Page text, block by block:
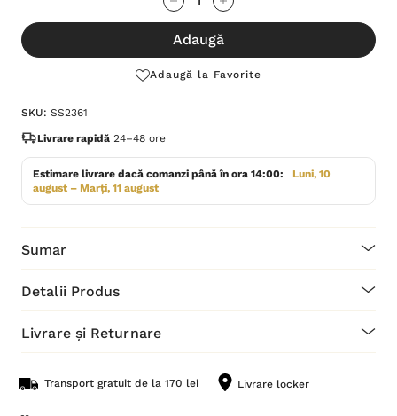
te!
Stocul
Adaugă
Adaugă la Favorite
SKU: SS2361
Livrare rapidă 24–48 ore
Estimare livrare dacă comanzi până în ora 14:00:
Luni, 10
august – Marți, 11 august
Sumar
Detalii Produs
Livrare și Returnare
Transport gratuit de la 170 lei Livrare locker